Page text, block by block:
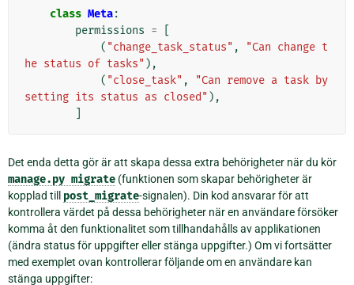
class Meta:
permissions =
( "change_task_status" ,
"Can change t
he status of tasks" ),
( "close_task" ,
"Can remove a task by
setting its status as closed" ),
Det enda detta gör är att skapa dessa extra behörigheter när du kör
manage.py migrate (funktionen som skapar behörigheter är
kopplad till post_migrate-signalen). Din kod ansvarar för att
kontrollera värdet på dessa behörigheter när en användare försöker
komma åt den funktionalitet som tillhandahålls av applikationen
(ändra status för uppgifter eller stänga uppgifter.) Om vi fortsätter
med exemplet ovan kontrollerar följande om en användare kan
stänga uppgifter: